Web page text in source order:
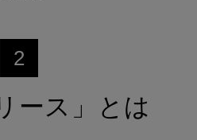
2
ース」とは